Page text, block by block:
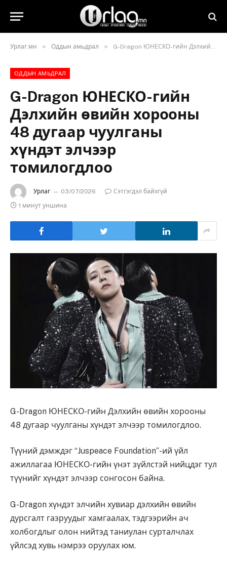
Урлаг.мн » Оддын амьдрал » G-Dragon ЮНЕСКО-гийн Дэлхийн өвийн хорооны 48 дугаар чуулганы хүндэт элчээр томилогдлоо
ОДДЫН АМЬДРАЛ
G-Dragon ЮНЕСКО-гийн
Дэлхийн өвийн хорооны
48 дугаар чуулганы
хүндэт элчээр
томилогдлоо
Урлаг 03/07/2026
Сэтгэгдэл байхгүй
1 минут уншина
G-Dragon ЮНЕСКО-гийн Дэлхийн өвийн хорооны
48 дугаар чуулганы хүндэт элчээр томилогдлоо.
Түүний дэмждэг “Juspeace Foundation”-ий үйл
ажиллагаа ЮНЕСКО-гийн үнэт зүйлстэй нийцдэг тул
түүнийг хүндэт элчээр сонгосон байна.
G-Dragon хүндэт элчийн хувиар дэлхийн өвийн
дурсгалт газруудыг хамгаалах, тэдгээрийн ач
холбогдлыг олон нийтэд таниулан сурталчлах
үйлсэд хувь нэмрээ оруулах юм.